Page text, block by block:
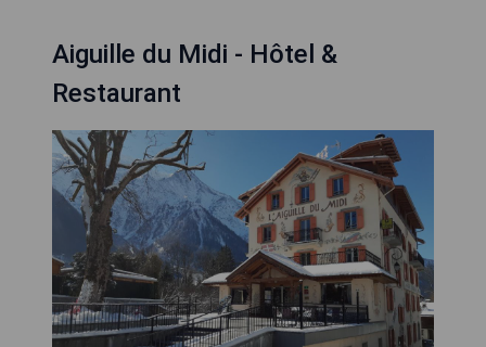
Aiguille du Midi - Hôtel &
Restaurant